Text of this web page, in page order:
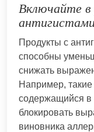
Включайте
Продукты с
способны
снижать
Например, такие
содержащийся в
блокировать
виновника